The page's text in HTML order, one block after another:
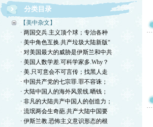
分类目录
【美中杂文】
· 两国交兵.主义顶个球；专治各种
· 美中角色互换.共产垃圾大陆新版“
· 对美国最大的威胁是伊斯兰和中共
· 美国人数学差.可科学家多.Why？
· 美.只可意会不可言传；找黑人走
· 中国共产党的七宗罪.罪不容诛；
· 大陆中国人的海外风景线.晒钱；
· 非凡的大陆共产中国人的创造力；
· 流氓两会生奇葩.共产大陆中国要
· 伊斯兰教.恐怖主义意识形态的根